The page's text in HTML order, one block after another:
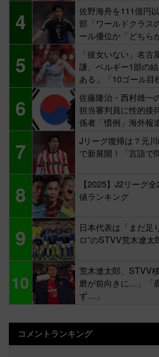
4
佐野海舟を111億円
部「ワールドクラス
ール優位か「どちら
5
「彼女いない」名
謙、ベルギー1部の
ある」「10ゴール目
6
佐藤隆治・西村雄一
担当審判員に性的接
係者「慣例」海外報
7
Jリーグ復帰は？元
で新展開！「言語
8
【2025】J2リーグ
値ランキング
9
日本代表は「まだ足
ロ”のSTVV荒木遼太
10
荒木遼太郎、STVV
磨が前向きに…」「
ず…」
コメントランキング